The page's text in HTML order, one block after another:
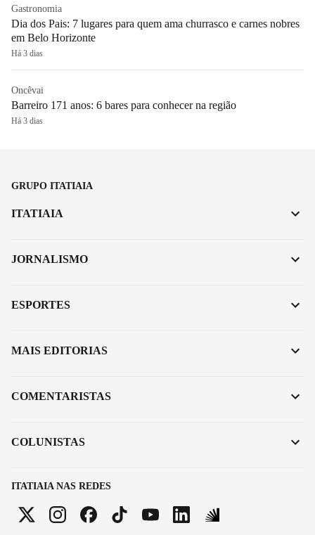
Gastronomia
Dia dos Pais: 7 lugares para quem ama churrasco e carnes nobres
em Belo Horizonte
Há 3 dias
Oncêvai
Barreiro 171 anos: 6 bares para conhecer na região
Há 3 dias
GRUPO ITATIAIA
ITATIAIA NAS REDES
ITATIAIA
JORNALISMO
ESPORTES
MAIS EDITORIAS
COMENTARISTAS
COLUNISTAS